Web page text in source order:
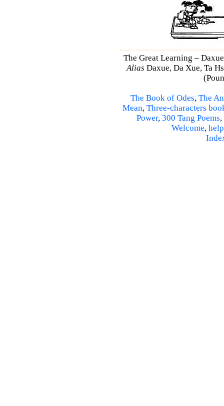
The Great Learning –
Alias Daxue, Da Xue, Ta
The Book of Odes, The
Mean, Three-characters
Power, 300 Tang Poems,
Welcome, help